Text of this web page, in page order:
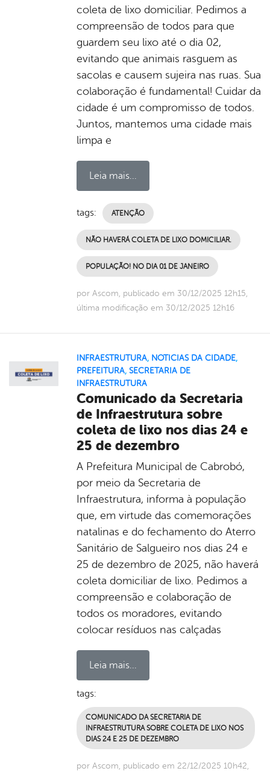
coleta de lixo domiciliar. Pedimos a
compreensão de todos para que
guardem seu lixo até o dia 02,
evitando que animais rasguem as
sacolas e causem sujeira nas ruas. Sua
colaboração é fundamental! Cuidar da
cidade é um compromisso de todos.
Juntos, mantemos uma cidade mais
limpa e
Leia mais...
tags: ATENÇÃO
NÃO HAVERÁ COLETA DE LIXO DOMICILIAR.
POPULAÇÃO! NO DIA 01 DE JANEIRO
por Ascom, publicado em 30/12/2025 12h15,
última modificação em 30/12/2025 12h16
INFRAESTRUTURA, NOTICIAS DA CIDADE,
PREFEITURA, SECRETARIA DE
INFRAESTRUTURA
Comunicado da Secretaria
de Infraestrutura sobre
coleta de lixo nos dias 24 e
25 de dezembro
A Prefeitura Municipal de Cabrobó,
por meio da Secretaria de
Infraestrutura, informa à população
que, em virtude das comemorações
natalinas e do fechamento do Aterro
Sanitário de Salgueiro nos dias 24 e
25 de dezembro de 2025, não haverá
coleta domiciliar de lixo. Pedimos a
compreensão e colaboração de
todos os moradores, evitando
colocar resíduos nas calçadas
Leia mais...
tags:
COMUNICADO DA SECRETARIA DE
INFRAESTRUTURA SOBRE COLETA DE LIXO NOS
DIAS 24 E 25 DE DEZEMBRO
por Ascom, publicado em 22/12/2025 10h42,